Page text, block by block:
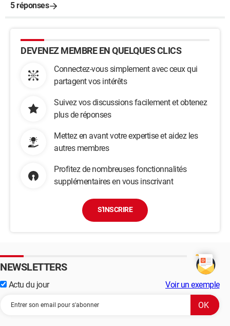
5 réponses
DEVENEZ MEMBRE EN QUELQUES CLICS
Connectez-vous simplement avec ceux qui
partagent vos intérêts
Suivez vos discussions facilement et obtenez
plus de réponses
Mettez en avant votre expertise et aidez les
autres membres
Profitez de nombreuses fonctionnalités
supplémentaires en vous inscrivant
S'INSCRIRE
NEWSLETTERS
Actu du jour Voir un exemple